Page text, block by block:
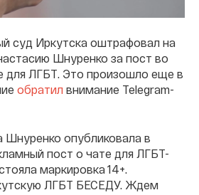
суд Иркутска оштрафовал на
Шнуренко за пост во
для ЛГБТ. Это произошло еще в
обратил внимание Telegram-
Шнуренко опубликовала в
пост о чате для ЛГБТ-
маркировка 14+.
ЛГБТ БЕСЕДУ. Ждем